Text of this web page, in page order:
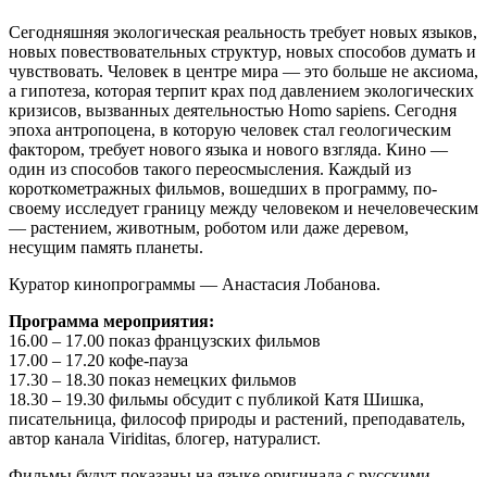
Сегодняшняя экологическая реальность требует новых языков,
новых повествовательных структур, новых способов думать и
чувствовать. Человек в центре мира — это больше не аксиома,
а гипотеза, которая терпит крах под давлением экологических
кризисов, вызванных деятельностью Homo sapiens. Сегодня
эпоха антропоцена, в которую человек стал геологическим
фактором, требует нового языка и нового взгляда. Кино —
один из способов такого переосмысления. Каждый из
короткометражных фильмов, вошедших в программу, по-
своему исследует границу между человеком и нечеловеческим
— растением, животным, роботом или даже деревом,
несущим память планеты.
Куратор кинопрограммы — Анастасия Лобанова.
Программа мероприятия:
16.00 – 17.00 показ французских фильмов
17.00 – 17.20 кофе-пауза
17.30 – 18.30 показ немецких фильмов
18.30 – 19.30 фильмы обсудит с публикой Катя Шишка,
писательница, философ природы и растений, преподаватель,
автор канала Viriditas, блогер, натуралист.